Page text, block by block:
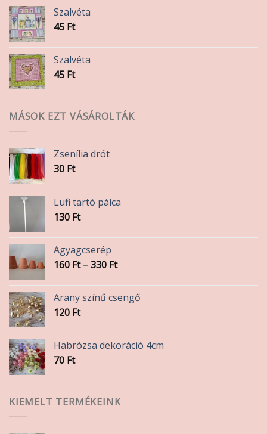
Szalvéta
45 Ft
Szalvéta
45 Ft
MÁSOK EZT VÁSÁROLTÁK
Zsenília drót
30 Ft
Lufi tartó pálca
130 Ft
Agyagcserép
160 Ft – 330 FtÁrtartomány:
-
330 Ft
Arany színű csengő
120 Ft
Habrózsa dekoráció 4cm
70 Ft
KIEMELT TERMÉKEINK